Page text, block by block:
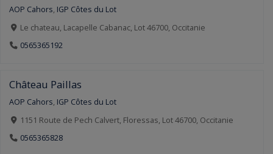
AOP Cahors, IGP Côtes du Lot
Le chateau, Lacapelle Cabanac, Lot 46700, Occitanie
0565365192
Château Paillas
AOP Cahors, IGP Côtes du Lot
1151 Route de Pech Calvert, Floressas, Lot 46700, Occitanie
0565365828